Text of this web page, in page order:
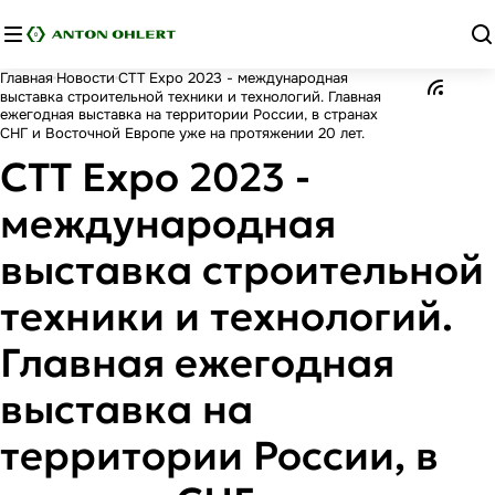
Главная Новости CTT Expo 2023 - международная
выставка строительной техники и технологий. Главная
ежегодная выставка на территории России, в странах
СНГ и Восточной Европе уже на протяжении 20 лет.
CTT Expo 2023 -
международная
выставка строительной
техники и технологий.
Главная ежегодная
выставка на
территории России, в